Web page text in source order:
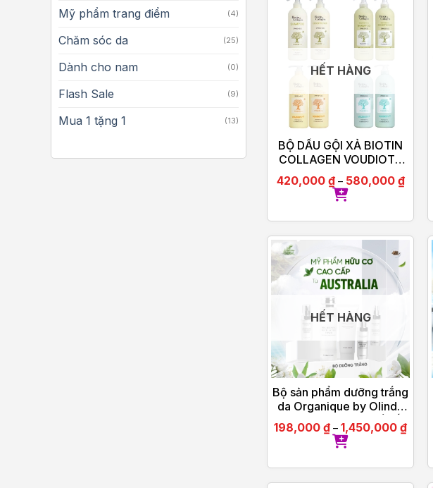
Mỹ phẩm trang điểm (4)
Chăm sóc da (25)
Dành cho nam (0)
Flash Sale (9)
Mua 1 tặng 1 (13)
HẾT HÀNG
BỘ DẦU GỘI XẢ BIOTIN
COLLAGEN VOUDIOTY
2021
420,000 ₫– 580,000 ₫
HẾT HÀNG
Bộ sản phẩm dưỡng trắng
da Organique by Olinda
Spring hữu cơ cao cấp Úc
198,000₫ –1,450,000₫